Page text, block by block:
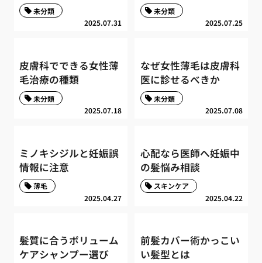
2025.07.31
未分類
2025.07.25
未分類
皮膚科でできる女性薄
毛治療の種類
2025.07.18
未分類
なぜ女性薄毛は皮膚科
医に診せるべきか
2025.07.08
未分類
ミノキシジルと妊娠誤
情報に注意
2025.04.27
薄毛
心配なら医師へ妊娠中
の髪悩み相談
2025.04.22
スキンケア
髪質に合うボリューム
ケアシャンプー選び
前髪カバー術かっこい
い髪型とは